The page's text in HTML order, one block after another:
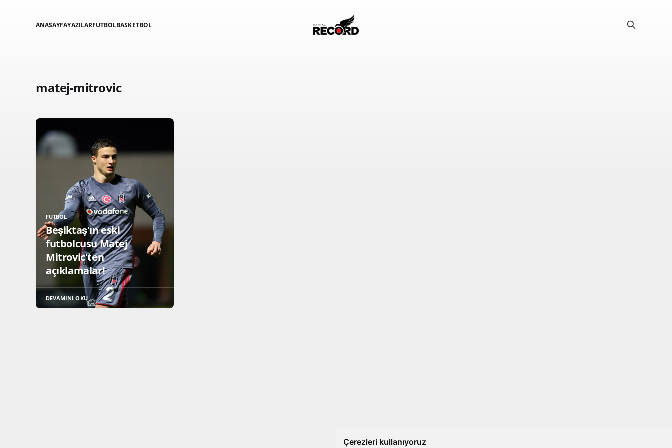
Çerezleri kullanıyoruz
ANASAYFAYAZILARFUTBOLBASKETBOL
matej-mitrovic
FUTBOL
Beşiktaş'ın eski
futbolcusu Matej
Mitrovic'ten
açıklamalar!
DEVAMINI OKU